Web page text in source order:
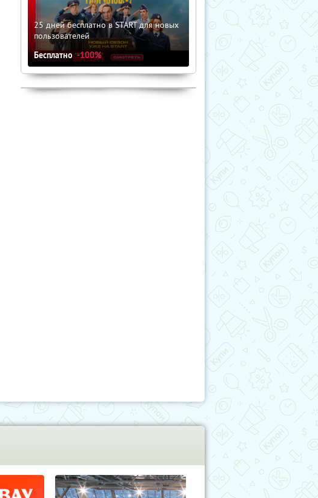
25 дней бесплатно в START для новых
пользователей
Бесплатно -100%